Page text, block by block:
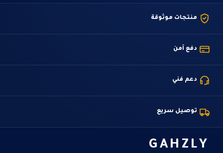
منتجات موثوقة
دفع آمن
دعم فني
توصيل سريع
GAHZLY